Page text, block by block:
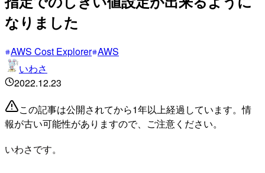
なりました
AWS Cost Explorer AWS
いわさ
2022.12.23
この記事は公開されてから1年以上経過しています。情
報が古い可能性がありますので、ご注意ください。
いわさです。